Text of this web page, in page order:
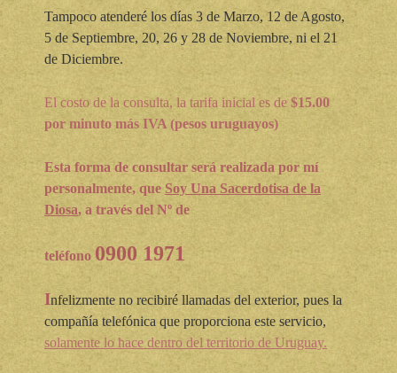
Tampoco atenderé los días 3 de Marzo, 12 de Agosto,
5 de Septiembre, 20, 26 y 28 de Noviembre, ni el 21
de Diciembre.
El costo de la consulta, la tarifa inicial es de $15.00
por minuto más IVA (pesos uruguayos)
Esta forma de consultar será realizada por mí
personalmente, que Soy Una Sacerdotisa de la
Diosa, a través del Nº de
teléfono 0900 1971
Infelizmente no recibiré llamadas del exterior, pues la
compañía telefónica que proporciona este servicio,
solamente lo hace dentro del territorio de Uruguay.